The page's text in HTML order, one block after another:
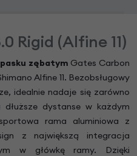
Rigid (Alfine 11)
pasku zębatym Gates Carbon
Alfine 11. Bezobsługowy
idealnie nadaje się zarówno
dystanse w każdym
rama aluminiowa z
z największą integracja
w główkę ramy. Dzięki